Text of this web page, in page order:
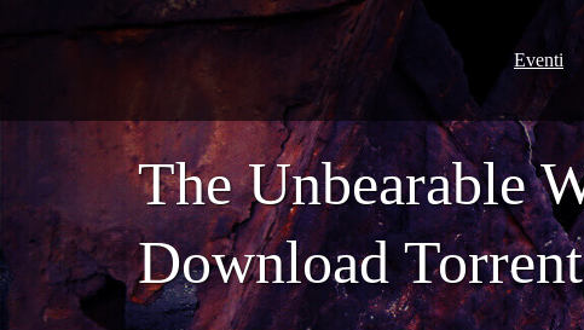
Eventi
The Unbearable
Download Torrent